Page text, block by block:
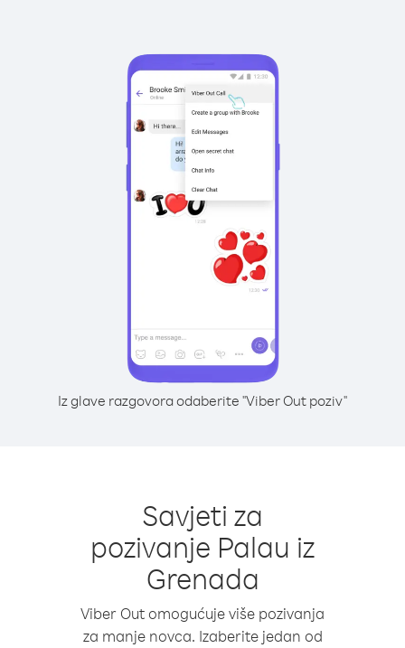
Iz glave razgovora odaberite "Viber Out poziv"
Savjeti za
pozivanje Palau iz
Grenada
Viber Out omogućuje više pozivanja
za manje novca. Izaberite jedan od